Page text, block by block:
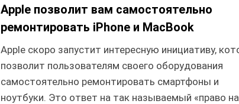
Apple позволит вам самостоятельно
ремонтировать iPhone и MacBook
Apple скоро запустит интересную инициативу,
позволит пользователям своего оборудования
самостоятельно ремонтировать смартфоны и
ноутбуки. Это ответ на так называемый «право на